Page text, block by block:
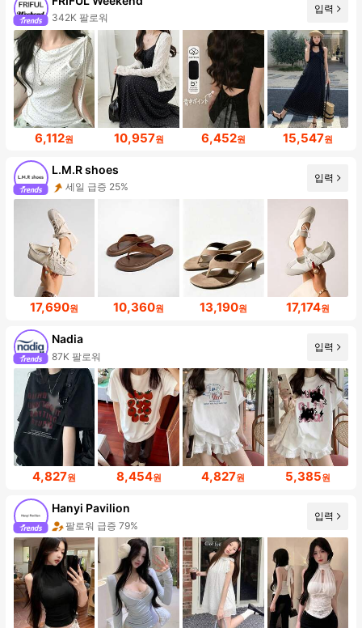
342K 팔로워
입력
6,112원 10,957원 6,452원 15,547원
L.M.R shoes
세일 급증 25%
입력
17,690원 10,360원 13,190원 17,174원
Nadia
87K 팔로워
입력
4,827원 8,454원 4,827원 5,385원
Hanyi Pavilion
팔로워 급증 79%
입력